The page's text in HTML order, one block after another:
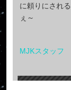
に頼りにされ
ぇ～
MJKスタッ